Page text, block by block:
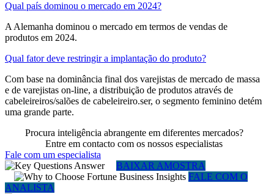
Qual país dominou o mercado em 2024?
A Alemanha dominou o mercado em termos de vendas de
produtos em 2024.
Qual fator deve restringir a implantação do produto?
Com base na dominância final dos varejistas de mercado de massa
e de varejistas on-line, a distribuição de produtos através de
cabeleireiros/salões de cabeleireiro.ser, o segmento feminino detém
uma grande parte.
Procura inteligência abrangente em diferentes mercados?
Entre em contacto com os nossos especialistas
Fale com um especialista
BAIXAR AMOSTRA
FALE COM O
ANALISTA